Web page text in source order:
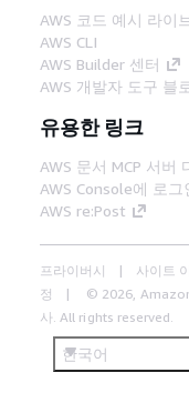
AWS 코드 예시 라이
AWS CLI
AWS Builder 센터
AWS 개발자 도구 블
유용한 링크
AWS 문서 MCP 서버
AWS Console에 로그
AWS re:Post
프라이버시 사이트
정
© 2026,
사. All rights reserved.
한국어